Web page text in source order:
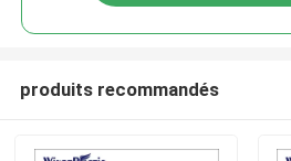
produits recommandés